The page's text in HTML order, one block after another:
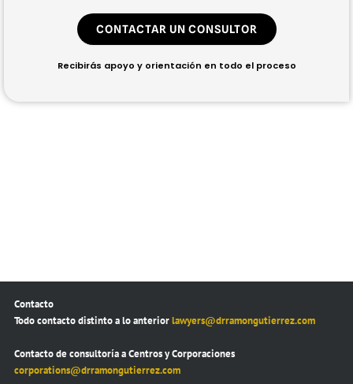
CONTACTAR UN CONSULTOR
Recibirás apoyo y orientación en todo el proceso
Contacto
Todo contacto distinto a lo anteriorlawyers@drramongutierrez.com
Contacto de consultoría a Centros y Corporaciones
corporations@drramongutierrez.com